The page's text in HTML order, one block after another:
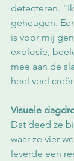
detecteren.
geheugen.
is voor mij
explosie,
mee aan de
heel veel
Visuele
Dat deed ze
waar ze vier
leverde een